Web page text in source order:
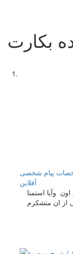
پیام شخصی
آفلاين
وآیا استمنا
از ان متشکرم